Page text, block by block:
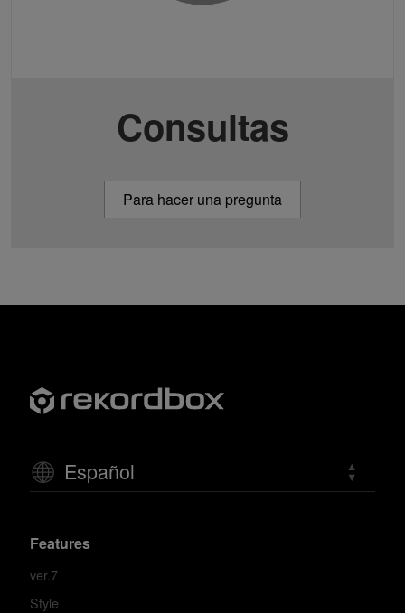
Consultas
Para hacer una pregunta
Español
Features
ver.7
Style